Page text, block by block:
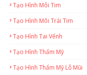
Tạo Hình Môi Tim
Tạo Hình Môi Trái Tim
Tạo Hình Tai Vểnh
Tạo Hình Thẩm Mỹ
Tạo Hình Thẩm Mỹ Lỗ Mũi